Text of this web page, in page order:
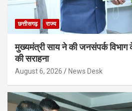
छत्तीसगढ़ राज्य
मुख्यमंत्री साय ने की जनसंपर्क विभाग
की सराहना
August 6, 2026 News Desk